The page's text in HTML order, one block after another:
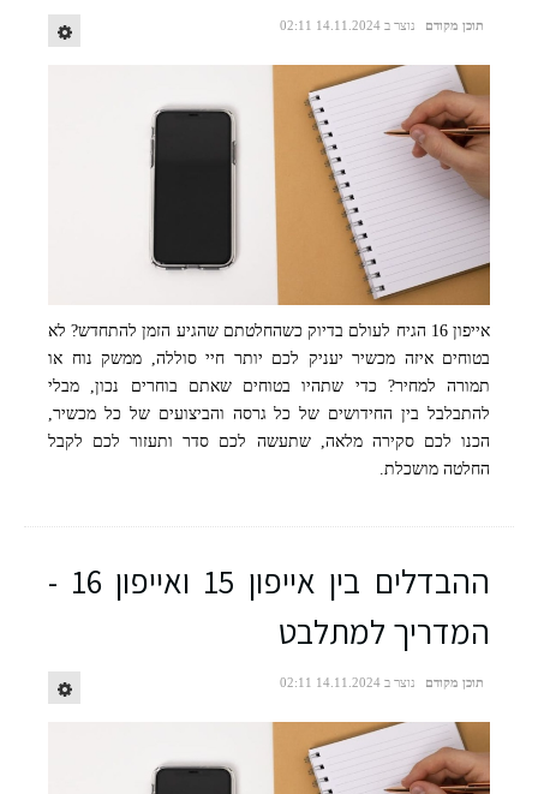
תוכן מקודם נוצר ב 14.11.2024 02:11
קרדיט ל Mike Murray באתר PEXELS
אייפון 16 הגיח לעולם בדיוק כשהחלטתם שהגיע הזמן להתחדש? לא
בטוחים איזה מכשיר יעניק לכם יותר חיי סוללה, ממשק נוח או
תמורה למחיר? כדי שתהיו בטוחים שאתם בוחרים נכון, מבלי
להתבלבל בין החידושים של כל גרסה והביצועים של כל מכשיר,
הכנו לכם סקירה מלאה, שתעשה לכם סדר ותעזור לכם לקבל
החלטה מושכלת.
ההבדלים בין אייפון 15 ואייפון 16 -
המדריך למתלבט
תוכן מקודם נוצר ב 14.11.2024 02:11